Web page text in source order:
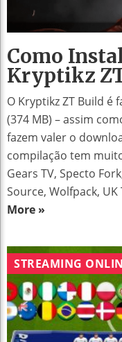
Como
Kryptikz
O Kryptikz ZT Build
(374 MB) – assim
fazem valer o
compilação tem
Gears TV, Specto
Source, Wolfpack,
More »
STREAMING